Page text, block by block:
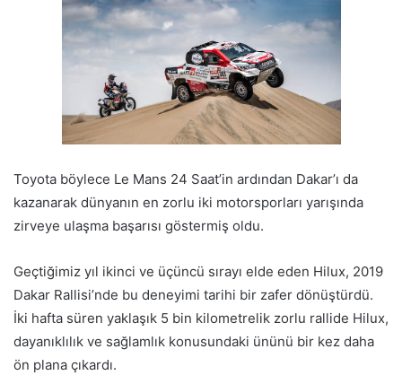
Toyota böylece Le Mans 24 Saat’in ardından Dakar’ı da
kazanarak dünyanın en zorlu iki motorsporları yarışında
zirveye ulaşma başarısı göstermiş oldu.
Geçtiğimiz yıl ikinci ve üçüncü sırayı elde eden Hilux, 2019
Dakar Rallisi’nde bu deneyimi tarihi bir zafer dönüştürdü.
İki hafta süren yaklaşık 5 bin kilometrelik zorlu rallide Hilux,
dayanıklılık ve sağlamlık konusundaki ününü bir kez daha
ön plana çıkardı.